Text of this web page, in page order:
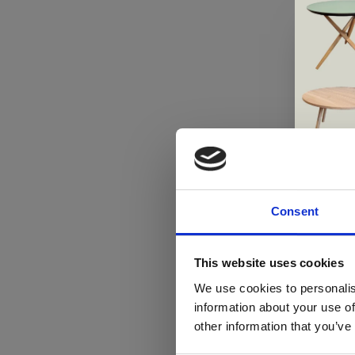
Consent
This website uses cookies
We use cookies to
information about your use
other information that